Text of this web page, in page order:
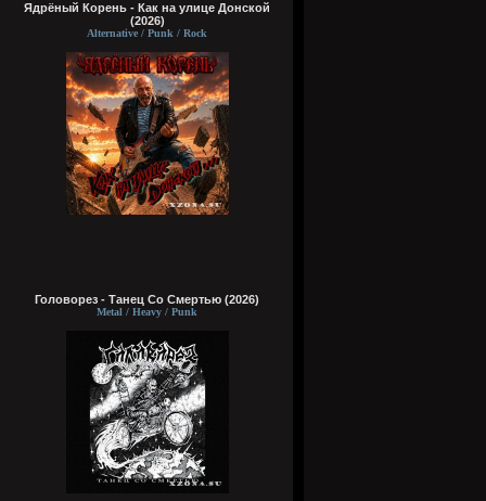
Ядрёный Корень - Как на улице Донской
(2026)
Alternative / Punk / Rock
Головорез - Tанец Со Смертью (2026)
Metal / Heavy / Punk